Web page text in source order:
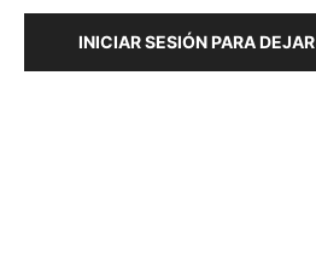
INICIAR SESIÓN PARA